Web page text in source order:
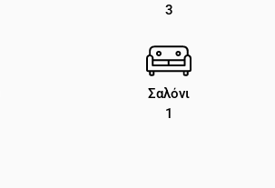
3
Σαλόνι
1